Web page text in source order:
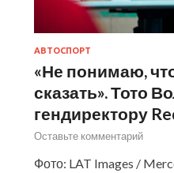
АВТОСПОРТ
«Не понимаю,
сказать». Тото
гендиректору
Оставьте комментарий
Фото: LAT Images /